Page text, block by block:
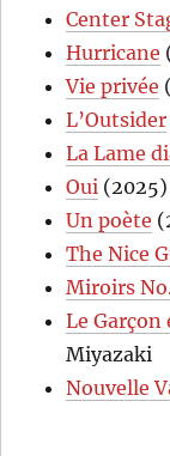
Center
Hurricane
Vie privée
L’Outsider
La Lame
Oui (2025)
Un poète
The Nice
Miroirs
Le Garçon
Miyazaki
Nouvelle